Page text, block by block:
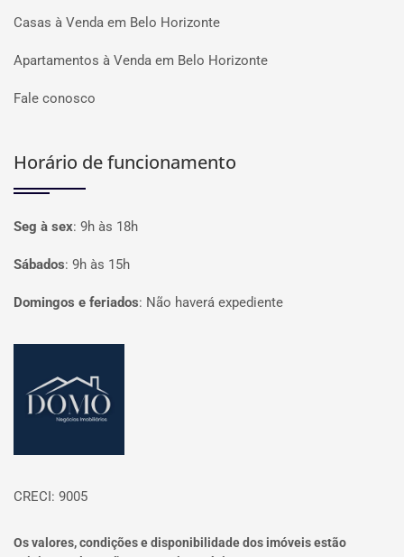
Casas à Venda em Belo Horizonte
Apartamentos à Venda em Belo Horizonte
Fale conosco
Horário de funcionamento
Seg à sex: 9h às 18h
Sábados: 9h às 15h
Domingos e feriados: Não haverá expediente
CRECI: 9005
Os valores, condições e disponibilidade dos imóveis estão